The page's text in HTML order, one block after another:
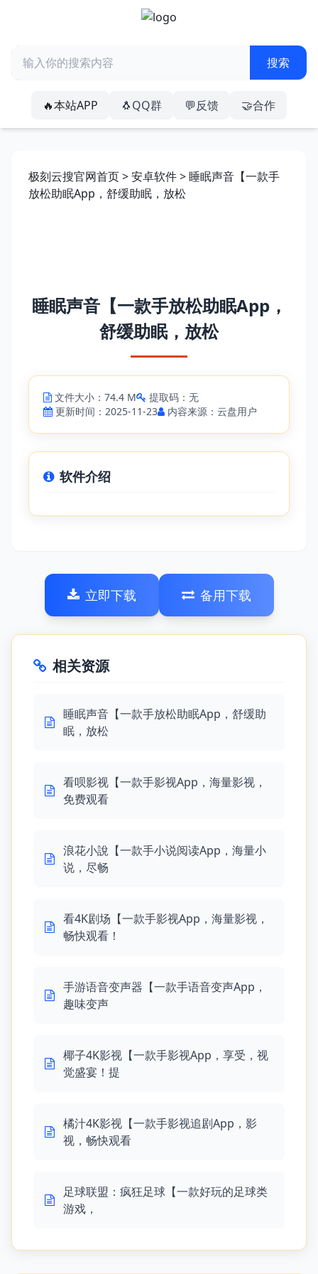
🔥本站APP 🐧QQ群 💬反馈 🤝合作
极刻云搜官网首页>安卓软件> 睡眠声音【一款手
放松助眠App，舒缓助眠，放松
睡眠声音【一款手放松助眠App，
舒缓助眠，放松
文件大小：74.4 M
提取码：无
更新时间：2025-11-23
内容来源：云盘用户
软件介绍
立即下载 备用下载
相关资源
睡眠声音【一款手放松助眠App，舒缓助
眠，放松
看呗影视【一款手影视App，海量影视，
免费观看
浪花小說【一款手小说阅读App，海量小
说，尽畅
看4K剧场【一款手影视App，海量影视，
畅快观看！
手游语音变声器【一款手语音变声App，
趣味变声
椰子4K影视【一款手影视App，享受，视
觉盛宴！提
橘汁4K影视【一款手影视追剧App，影
视，畅快观看
足球联盟：疯狂足球【一款好玩的足球类
游戏，